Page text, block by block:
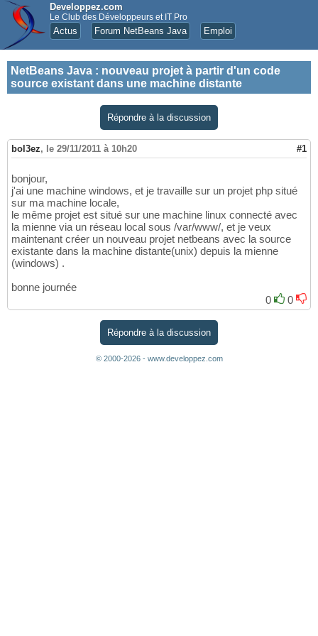
Developpez.com
Le Club des Développeurs et IT Pro
Actus Forum NetBeans Java Emploi
NetBeans Java : nouveau projet à partir d'un code
source existant dans une machine distante
Répondre à la discussion
bol3ez, le 29/11/2011 à 10h20 #1
bonjour,
j'ai une machine windows, et je travaille sur un projet php situé
sur ma machine locale,
le même projet est situé sur une machine linux connecté avec
la mienne via un réseau local sous /var/www/, et je veux
maintenant créer un nouveau projet netbeans avec la source
existante dans la machine distante(unix) depuis la mienne
(windows) .
bonne journée
0
0
Répondre à la discussion
© 2000-2026 - www.developpez.com